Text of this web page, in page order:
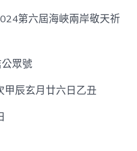
”
第六屆海峽兩岸敬天祈
眾號
甲辰玄月廿六日乙丑